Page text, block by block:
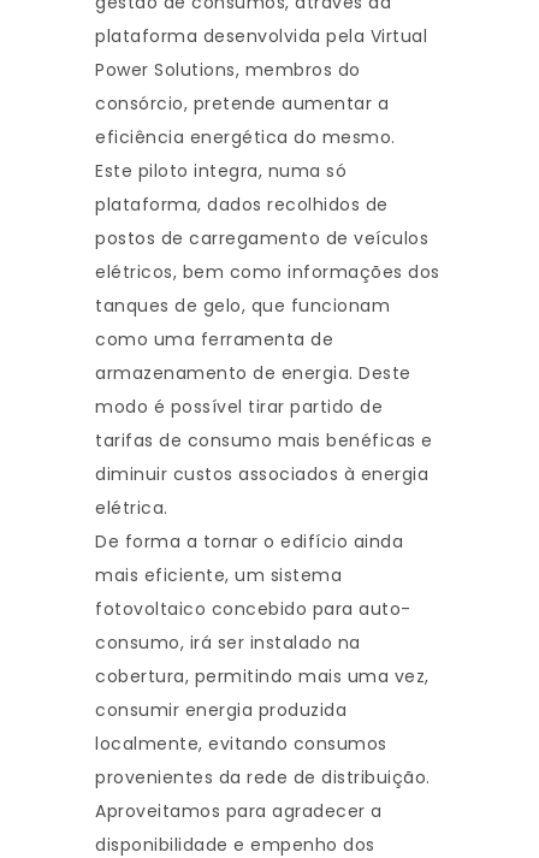
plataforma desenvolvida pela Virtual
Power Solutions, membros do
consórcio, pretende aumentar a
eficiência energética do mesmo.
Este piloto integra, numa só
plataforma, dados recolhidos de
postos de carregamento de veículos
elétricos, bem como informações dos
tanques de gelo, que funcionam
como uma ferramenta de
armazenamento de energia. Deste
modo é possível tirar partido de
tarifas de consumo mais benéficas e
diminuir custos associados à energia
elétrica.
De forma a tornar o edifício ainda
mais eficiente, um sistema
fotovoltaico concebido para auto-
consumo, irá ser instalado na
cobertura, permitindo mais uma vez,
consumir energia produzida
localmente, evitando consumos
provenientes da rede de distribuição.
Aproveitamos para agradecer a
disponibilidade e empenho dos